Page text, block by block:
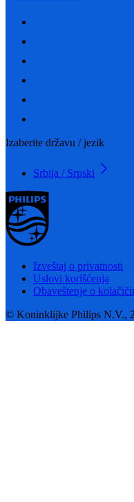
Izaberite državu / jezik
Srbija / Srpski
Izveštaj o privatnosti
Uslovi korišćenja
Obaveštenje o
© Koninklijke Philips N.V.,